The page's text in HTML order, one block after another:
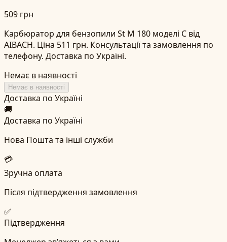
509 грн
Карбюратор для бензопили St M 180 моделі C від
AIBACH. Ціна 511 грн. Консультації та замовлення по
телефону. Доставка по Україні.
Немає в наявності
Немає в наявності
Доставка по Україні
🚚
Доставка по Україні
Нова Пошта та інші служби
💳
Зручна оплата
Після підтвердження замовлення
✅
Підтвердження